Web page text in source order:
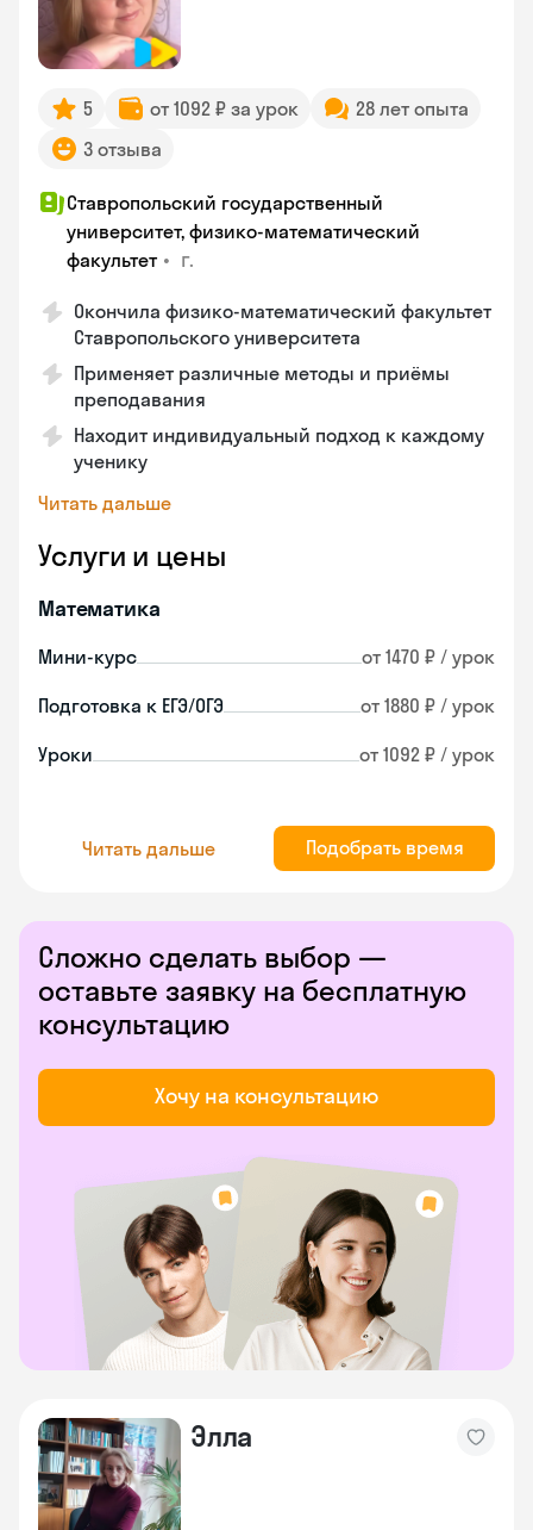
5 от 1092 ₽ за урок
28 лет опыта
3 отзыва
Ставропольский государственный
университет, физико-математический
факультет • г.
Окончила физико-математический факультет
Ставропольского университета
Применяет различные методы и приёмы
преподавания
Находит индивидуальный подход к каждому
ученику
Читать дальше
Услуги и цены
Математика
Мини-курс от 1470 ₽ / урок
Подготовка к ЕГЭ/ОГЭ от 1880 ₽ / урок
Уроки от 1092 ₽ / урок
Читать дальше Подобрать время
Сложно сделать выбор —
оставьте заявку на бесплатную
консультацию
Хочу на консультацию
Элла